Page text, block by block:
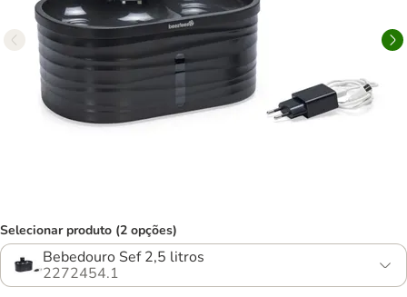
Selecionar produto (2 opções)
Bebedouro Sef 2,5 litros
2272454.1